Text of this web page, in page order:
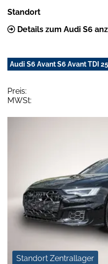
Standort
Details zum Audi S6
Audi S6 Avant S6 Avant TDI
Preis:
MWSt:
Standort Zentrallager